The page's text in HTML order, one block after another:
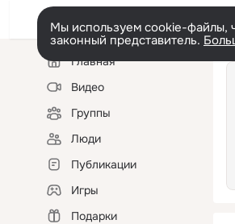
Мы используем cookie-файлы,
законный представитель.
Левая
колонкаГлавная
Видео
Группы
Люди
Публикации
Игры
Подарки